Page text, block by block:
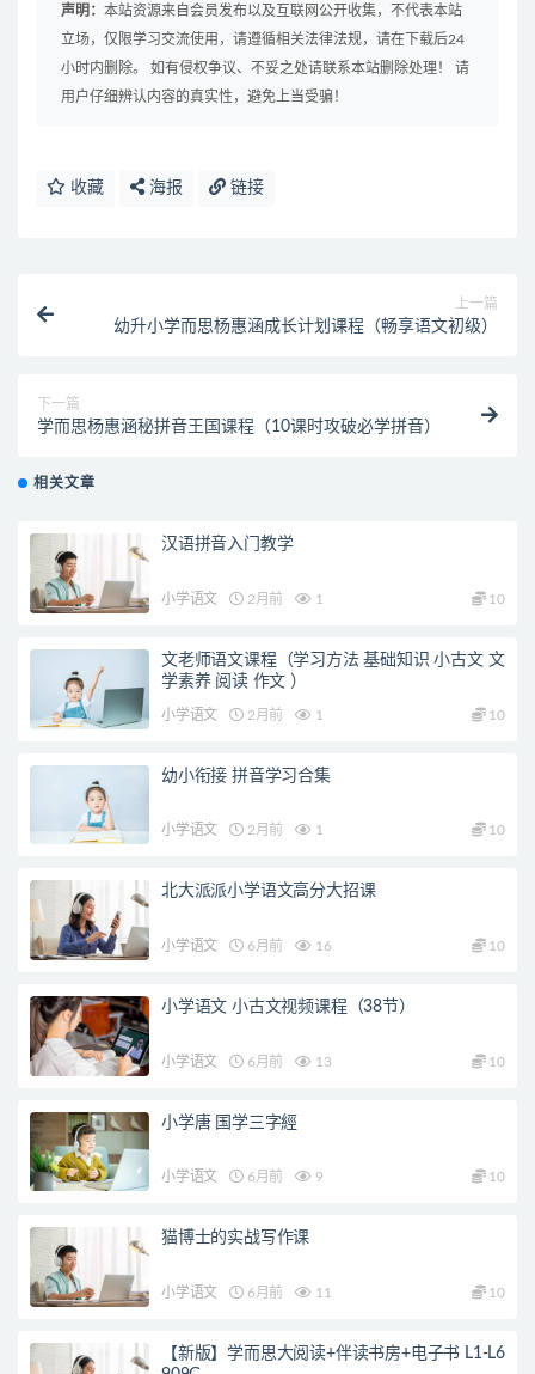
声明： 本站资源来自会员发布以及互联网公开收集，不代表本站
立场，仅限学习交流使用，请遵循相关法律法规，请在下载后24
小时内删除。 如有侵权争议、不妥之处请联系本站删除处理！ 请
用户仔细辨认内容的真实性，避免上当受骗！
收藏 海报 链接
上一篇
幼升小学而思杨惠涵成长计划课程（畅享语文初级）
下一篇
学而思杨惠涵秘拼音王国课程（10课时攻破必学拼音）
相关文章
汉语拼音入门教学
小学语文 2月前 1 10
文老师语文课程（学习方法 基础知识 小古文 文
学素养 阅读 作文 ）
小学语文 2月前 1 10
幼小衔接 拼音学习合集
小学语文 2月前 1 10
北大派派小学语文高分大招课
小学语文 6月前 16 10
小学语文 小古文视频课程（38节）
小学语文 6月前 13 10
小学唐 国学三字經
小学语文 6月前 9 10
猫博士的实战写作课
小学语文 6月前 11 10
【新版】学而思大阅读+伴读书房+电子书 L1-L6